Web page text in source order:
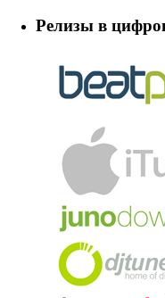
Релизы в